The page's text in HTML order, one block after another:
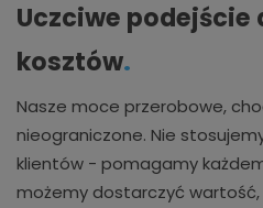
Uczciwe podejście
kosztów.
Nasze moce przerobowe,
nieograniczone. Nie
klientów - pomagamy
możemy dostarczyć wartość,